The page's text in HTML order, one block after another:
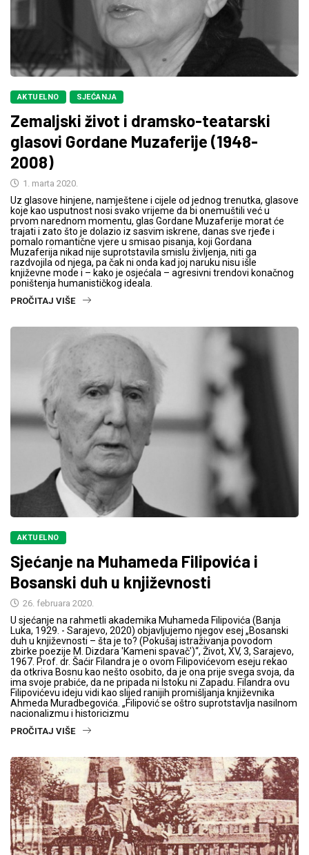
AKTUELNO SJEĆANJA
Zemaljski život i dramsko-teatarski
glasovi Gordane Muzaferije (1948-
2008)
1. marta 2020.
Uz glasove hinjene, namještene i cijele od jednog trenutka, glasove
koje kao usputnost nosi svako vrijeme da bi onemuštili već u
prvom narednom momentu, glas Gordane Muzaferije morat će
trajati i zato što je dolazio iz sasvim iskrene, danas sve rjeđe i
pomalo romantične vjere u smisao pisanja, koji Gordana
Muzaferija nikad nije suprotstavila smislu življenja, niti ga
razdvojila od njega, pa čak ni onda kad joj naruku nisu išle
književne mode i – kako je osjećala – agresivni trendovi konačnog
poništenja humanističkog ideala.
PROČITAJ VIŠE
AKTUELNO
Sjećanje na Muhameda Filipovića i
Bosanski duh u književnosti
26. februara 2020.
U sjećanje na rahmetli akademika Muhameda Filipovića (Banja
Luka, 1929. - Sarajevo, 2020) objavljujemo njegov esej „Bosanski
duh u književnosti – šta je to? (Pokušaj istraživanja povodom
zbirke poezije M. Dizdara 'Kameni spavač')“, Život, XV, 3, Sarajevo,
1967. Prof. dr. Šaćir Filandra je o ovom Filipovićevom eseju rekao
da otkriva Bosnu kao nešto osobito, da je ona prije svega svoja, da
ima svoje prabiće, da ne pripada ni Istoku ni Zapadu. Filandra ovu
Filipovićevu ideju vidi kao slijed ranijih promišljanja književnika
Ahmeda Muradbegovića. „Filipović se oštro suprotstavlja nasilnom
nacionalizmu i historicizmu
PROČITAJ VIŠE